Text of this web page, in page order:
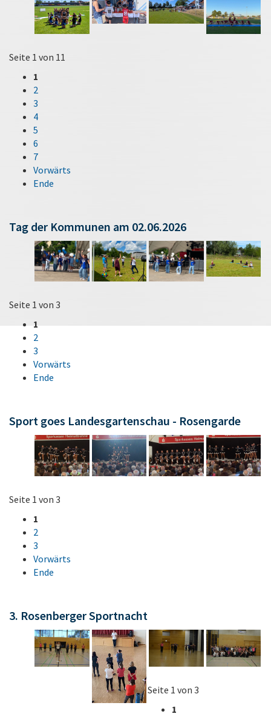
Seite 1 von 11
1
2
3
4
5
6
7
Vorwärts
Ende
Tag der Kommunen am 02.06.2026
Seite 1 von 3
1
2
3
Vorwärts
Ende
Sport goes Landesgartenschau - Rosengarde
Seite 1 von 3
1
2
3
Vorwärts
Ende
3. Rosenberger Sportnacht
Seite 1 von 3
1